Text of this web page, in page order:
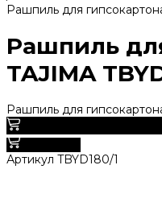
Рашпиль для
Рашпиль
TAJIMA
Рашпиль для
Артикул TBYD180/1